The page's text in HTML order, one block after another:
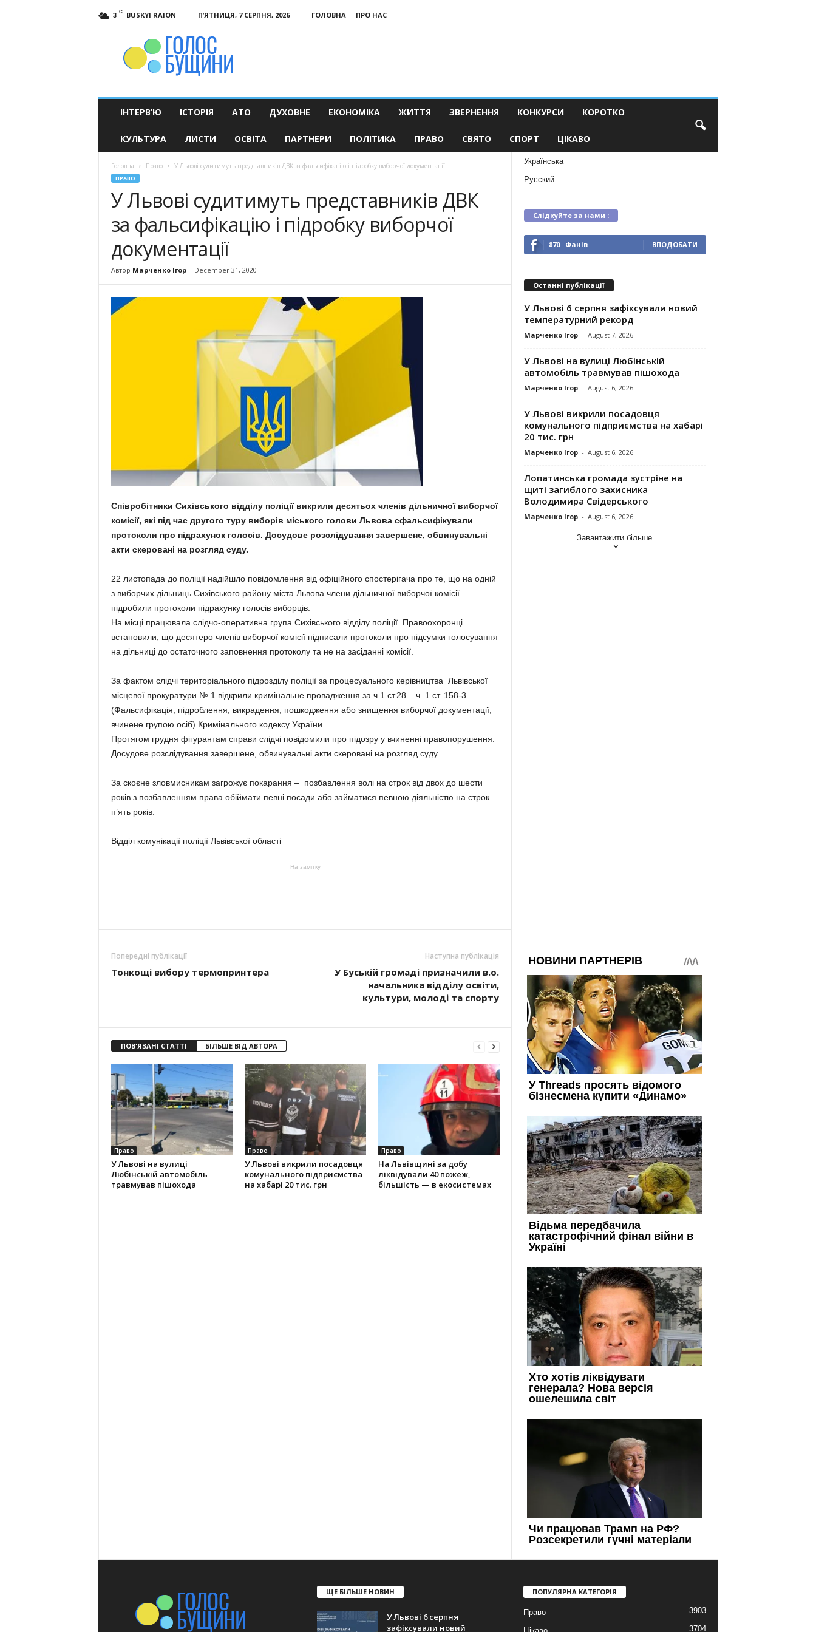
3 C BUSKYI RAION П’ЯТНИЦЯ, 7 СЕРПНЯ, 2026 ГОЛОВНА
ПРО НАС
ІНТЕРВ’Ю ІСТОРІЯ АТО ДУХОВНЕ ЕКОНОМІКА ЖИТТЯ ЗВЕРНЕННЯ КОНКУРСИ КОРОТКО
КУЛЬТУРА ЛИСТИ ОСВІТА ПАРТНЕРИ ПОЛІТИКА ПРАВО СВЯТО СПОРТ ЦІКАВО
Головна Право У Львові судитимуть представників ДВК за фальсифікацію і підробку виборчої документації
ПРАВО
У Львові судитимуть представників ДВК
за фальсифікацію і підробку виборчої
документації
Автор Марченко Ігор- December 31, 2020
Співробітники Сихівського відділу поліції викрили десятьох членів дільничної виборчої
комісії, які під час другого туру виборів міського голови Львова сфальсифікували
протоколи про підрахунок голосів. Досудове розслідування завершене, обвинувальні
акти скеровані на розгляд суду.
22 листопада до поліції надійшло повідомлення від офіційного спостерігача про те, що на одній
з виборчих дільниць Сихівського району міста Львова члени дільничної виборчої комісії
підробили протоколи підрахунку голосів виборців.
На місці працювала слідчо-оперативна група Сихівського відділу поліції. Правоохоронці
встановили, що десятеро членів виборчої комісії підписали протоколи про підсумки голосування
на дільниці до остаточного заповнення протоколу та не на засіданні комісії.
За фактом слідчі територіального підрозділу поліції за процесуального керівництва Львівської
місцевої прокуратури № 1 відкрили кримінальне провадження за ч.1 ст.28 – ч. 1 ст. 158-3
(Фальсифікація, підроблення, викрадення, пошкодження або знищення виборчої документації,
вчинене групою осіб) Кримінального кодексу України.
Протягом грудня фігурантам справи слідчі повідомили про підозру у вчиненні правопорушення.
Досудове розслідування завершене, обвинувальні акти скеровані на розгляд суду.
За скоєне зловмисникам загрожує покарання – позбавлення волі на строк від двох до шести
років з позбавленням права обіймати певні посади або займатися певною діяльністю на строк
п’ять років.
Відділ комунікації поліції Львівської області
На замітку
Попередні публікації
Тонкощі вибору термопринтера
Наступна публікація
У Буській громаді призначили в.о.
начальника відділу освіти,
культури, молоді та спорту
ПОВ'ЯЗАНІ СТАТТІ БІЛЬШЕ ВІД АВТОРА
Право
У Львові на вулиці
Любінській автомобіль
травмував пішохода
Право
У Львові викрили посадовця
комунального підприємства
на хабарі 20 тис. грн
Право
На Львівщині за добу
ліквідували 40 пожеж,
більшість — в екосистемах
Українська
Русский
Слідкуйте за нами :
870 Фанів ВПОДОБАТИ
Останні публікації
У Львові 6 серпня зафіксували новий
температурний рекорд
Марченко Ігор - August 7, 2026
У Львові на вулиці Любінській
автомобіль травмував пішохода
Марченко Ігор - August 6, 2026
У Львові викрили посадовця
комунального підприємства на хабарі
20 тис. грн
Марченко Ігор - August 6, 2026
Лопатинська громада зустріне на
щиті загиблого захисника
Володимира Свідерського
Марченко Ігор - August 6, 2026
Завантажити більше
ЩЕ БІЛЬШЕ НОВИН
У Львові 6 серпня
зафіксували новий
ПОПУЛЯРНА КАТЕГОРІЯ
Право 3903
3704